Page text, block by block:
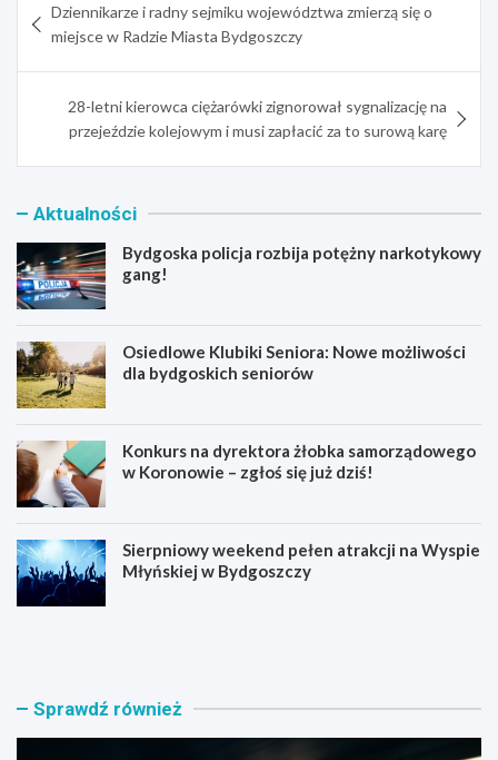
wpisu
Dziennikarze i radny sejmiku województwa zmierzą się o
miejsce w Radzie Miasta Bydgoszczy
28-letni kierowca ciężarówki zignorował sygnalizację na
przejeździe kolejowym i musi zapłacić za to surową karę
Aktualności
Bydgoska policja rozbija potężny narkotykowy
gang!
Osiedlowe Klubiki Seniora: Nowe możliwości
dla bydgoskich seniorów
Konkurs na dyrektora żłobka samorządowego
w Koronowie – zgłoś się już dziś!
Sierpniowy weekend pełen atrakcji na Wyspie
Młyńskiej w Bydgoszczy
B
s
O
l
Sprawdź również